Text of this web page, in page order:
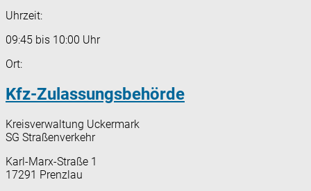
Uhrzeit:
09:45 bis 10:00 Uhr
Ort:
Kfz-Zulassungsbehörde
Kreisverwaltung Uckermark
SG Straßenverkehr
Karl-Marx-Straße 1
17291 Prenzlau